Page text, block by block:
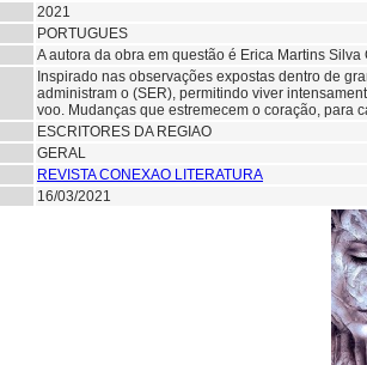
2021
PORTUGUES
A autora da obra em questão é Erica Martins Silva
Inspirado nas observações expostas dentro de
administram o (SER), permitindo viver
voo. Mudanças que estremecem o coração, para
ESCRITORES DA REGIAO
GERAL
REVISTA CONEXAO LITERATURA
16/03/2021